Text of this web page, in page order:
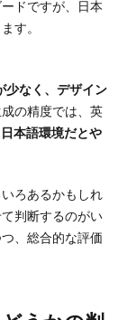
ドですが、日本
す。
少なく、デザイン
の精度では、英
日本語環境だとや
ろあるかもしれ
判断するのがい
、総合的な評価